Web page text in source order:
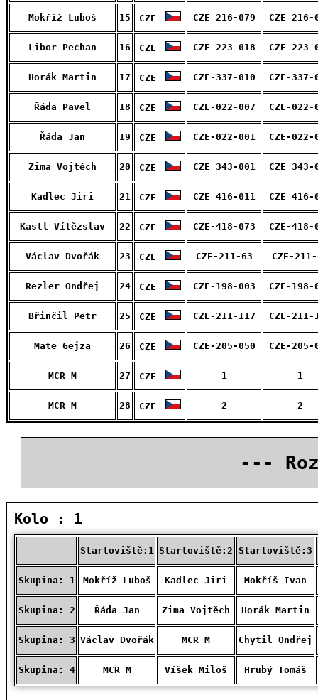
Mokříž Luboš 15 CZE CZE 216-079 CZE 216-
Libor Pechan 16 CZE CZE 223 018 CZE 223
Horák Martin 17 CZE CZE-337-010 CZE-337-
Řáda Pavel 18 CZE CZE-022-007 CZE-022-
Řáda Jan 19 CZE CZE-022-001 CZE-022-
Zima Vojtěch 20 CZE CZE 343-001 CZE 343-
Kadlec Jiri 21 CZE CZE 416-011 CZE 416-
Kastl Vítězslav 22 CZE CZE-418-073 CZE-418-
Václav Dvořák 23 CZE CZE-211-63 CZE-
Rezler Ondřej 24 CZE CZE-198-003 CZE-198-
Břinčil Petr 25 CZE CZE-211-117 CZE-211-
Mate Gejza 26 CZE CZE-205-050 CZE-205-
MCR M 27 CZE 1 1
MCR M 28 CZE 2 2
---
Kolo : 1
Startoviště:1 Startoviště:2 Startoviště:3
Skupina: 1 Mokříž Luboš Kadlec Jiri Mokříš Ivan
Skupina: 2 Řáda Jan Zima Vojtěch Horák Martin
Skupina: 3 Václav Dvořák MCR M Chytil Ondřej
Skupina: 4 MCR M Víšek Miloš Hrubý Tomáš